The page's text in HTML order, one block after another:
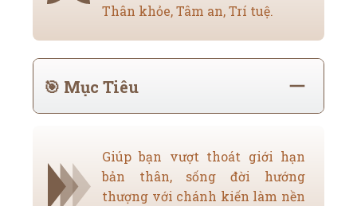
Thân khỏe, Tâm an, Trí tuệ.
🎯 Mục Tiêu
Giúp bạn vượt thoát giới hạn
bản thân, sống đời hướng
thượng với chánh kiến làm nền